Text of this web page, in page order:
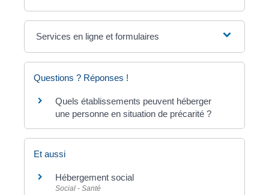
Services en ligne et formulaires
Questions ? Réponses !
Quels établissements peuvent héberger
une personne en situation de précarité ?
Et aussi
Hébergement social
Social - Santé